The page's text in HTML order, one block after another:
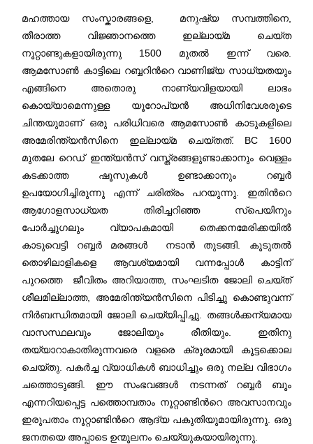
മഹത്തായ സംസ്കാരങ്ങളെ, മനുഷ്യ സമ്പത്തിനെ,
തീരാത്ത വിജ്ഞാനത്തെ ഇല്ലായ്മ ചെയ്ത
നൂറ്റാണ്ടുകളായിരുന്നു 1500 മുതല്‍ ഇന്ന് വരെ.
ആമസോണ്‍ കാട്ടിലെ റബ്ബറിന്‍റെ വാണിജ്യ സാധ്യതയും
എങ്ങിനെ അതൊരു നാണ്യവിളയായി ലാഭം
കൊയ്യാമെന്നുള്ള യൂറോപ്യന്‍ അധിനിവേശരുടെ
ചിന്തയുമാണ് ഒരു പരിധിവരെ ആമസോണ്‍ കാടുകളിലെ
അമേരിന്ത്യന്‍സിനെ ഇല്ലായ്മ ചെയ്തത്. BC 1600
മുതലേ റെഡ് ഇന്ത്യന്‍സ് വസ്ത്രങ്ങളുണ്ടാക്കാനും വെള്ളം
കടക്കാത്ത ഷൂസുകള്‍ ഉണ്ടാക്കാനും റബ്ബര്‍
ഉപയോഗിച്ചിരുന്നു എന്ന് ചരിത്രം പറയുന്നു. ഇതിന്‍റെ
ആഗോളസാധ്യത തിരിച്ചറിഞ്ഞ സ്പെയിനും
പോര്‍ച്ചുഗലും വ്യാപകമായി തെക്കനമേരിക്കയില്‍
കാടുവെട്ടി റബ്ബര്‍ മരങ്ങൾ നടാന്‍ തുടങ്ങി. കൂടുതല്‍
തൊഴിലാളികളെ ആവശ്യമായി വന്നപ്പോള്‍ കാട്ടിന്
പുറത്തെ ജീവിതം അറിയാത്ത, സംഘടിത ജോലി ചെയ്ത്
ശീലമില്ലാത്ത, അമേരിന്ത്യന്‍സിനെ പിടിച്ചു കൊണ്ടുവന്ന്
നിര്‍ബന്ധിതമായി ജോലി ചെയ്യിപ്പിച്ചു. തങ്ങള്‍ക്കന്യമായ
വാസസ്ഥലവും ജോലിയും രീതിയും. ഇതിനു
തയ്യാറാകാതിരുന്നവരെ വളരെ ക്രൂരമായി കൂട്ടക്കൊല
ചെയ്തു. പകര്‍ച്ച വ്യാധികള്‍ ബാധിച്ചും ഒരു നല്ല വിഭാഗം
ചത്തൊടുങ്ങി. ഈ സംഭവങ്ങള്‍ നടന്നത് റബ്ബര്‍ ബൂം
എന്നറിയപ്പെട്ട പത്തൊമ്പതാം നൂറ്റാണ്ടിന്‍റെ അവസാനവും
ഇരുപതാം നൂറ്റാണ്ടിന്‍റെ ആദ്യ പകുതിയുമായിരുന്നു. ഒരു
ജനതയെ അപ്പാടെ ഉന്മൂലനം ചെയ്യുകയായിരുന്നു.